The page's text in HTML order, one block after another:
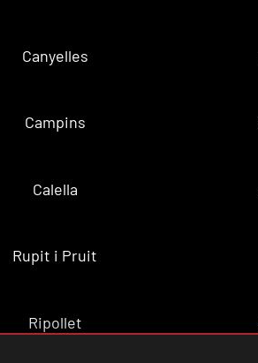
Canyelles
Campins
Calella
Rupit i Pruit
Ripollet